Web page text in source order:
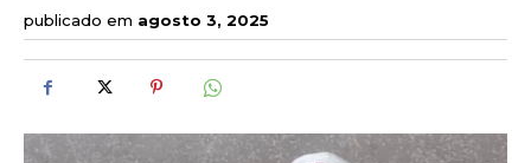
publicado em agosto 3, 2025